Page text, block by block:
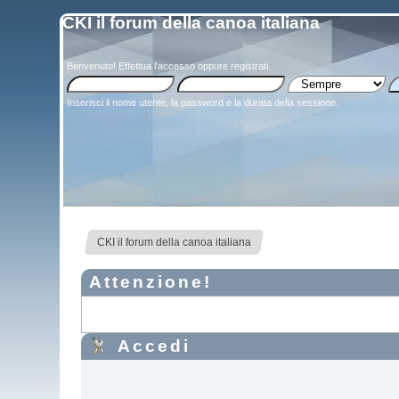
CKI il forum della canoa italiana
Benvenuto! Effettua l'accessooppure registrati
Inserisci il nome utente, la password e la durata della sessione.
CKI il forum della canoa italiana
Attenzione!
Accedi